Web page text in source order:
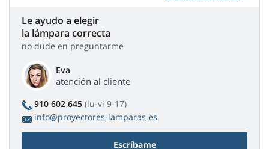
Le ayudo a elegir
la lámpara correcta
no dude en preguntarme
Eva
atención al cliente
910 602 645 (lu-vi 9-17)
info@proyectores-lamparas.es
Escríbame